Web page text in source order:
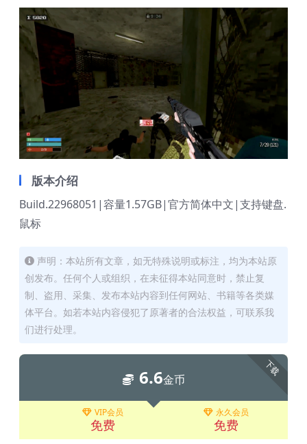
版本介绍
Build.22968051|容量1.57GB|官方简体中文|支持键盘.
鼠标
声明：本站所有文章，如无特殊说明或标注，均为本站原
创发布。任何个人或组织，在未征得本站同意时，禁止复
制、盗用、采集、发布本站内容到任何网站、书籍等各类媒
体平台。如若本站内容侵犯了原著者的合法权益，可联系我
们进行处理。
下载
6.6金币
VIP会员
免费
永久会员
免费